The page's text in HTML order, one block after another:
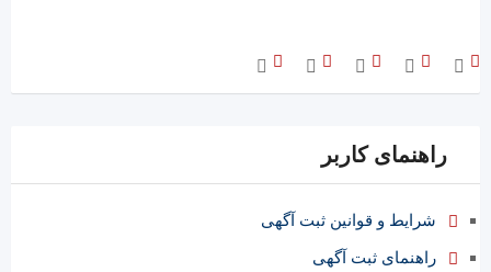
راهنمای کاربر
شرایط و قوانین ثبت آگهی
راهنمای ثبت آگهی